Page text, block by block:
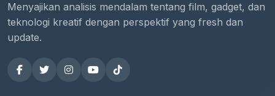
Menyajikan analisis mendalam tentang film, gadget, dan
teknologi kreatif dengan perspektif yang fresh dan
update.